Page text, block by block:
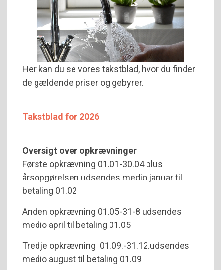
Her kan du se vores takstblad, hvor du finder
de gældende priser og gebyrer.
Takstblad for 2026
Oversigt over opkrævninger
Første opkrævning 01.01-30.04 plus
årsopgørelsen udsendes medio januar til
betaling 01.02
Anden opkrævning 01.05-31-8 udsendes
medio april til betaling 01.05
Tredje opkrævning 01.09.-31.12.udsendes
medio august til betaling 01.09